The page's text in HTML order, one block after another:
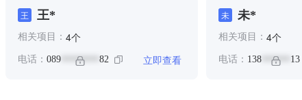
王 王*
相关项目： 4个
电话： 089 ******** 82 立即查看
未 未*
相关项目： 4个
电话： 138****** 13